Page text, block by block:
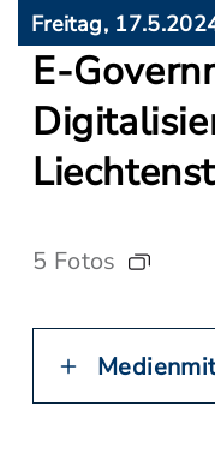
Freitag,
E-
5 Fotos